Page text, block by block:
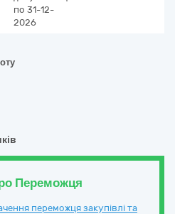
по 31-12-
2026
Переможця
переможця закупівлі та